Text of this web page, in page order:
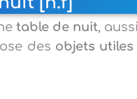
table de nuit,
des objets utiles